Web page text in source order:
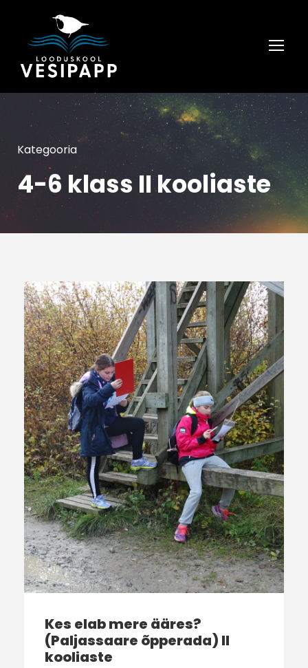
Kategooria
4-6 klass II kooliaste
Kes elab mere ääres?
(Paljassaare õpperada) II
kooliaste